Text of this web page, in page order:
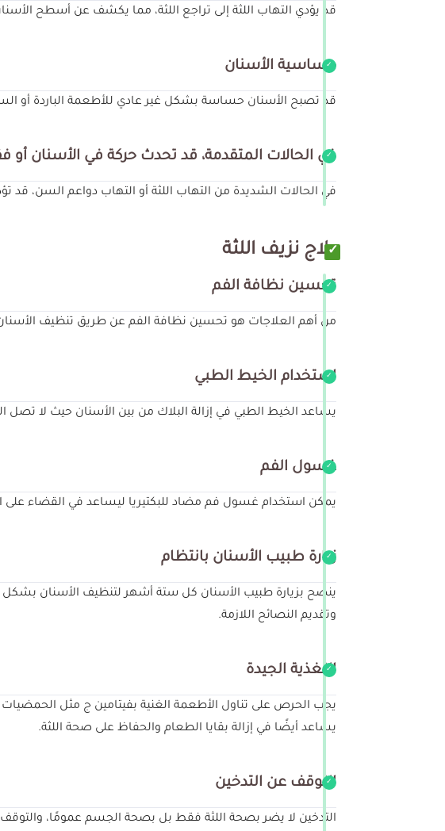
قد يؤدي التهاب اللثة إلى تراجع اللثة، مما يكشف عن أسطح
حساسية الأسنان
قد تصبح الأسنان حساسة بشكل غير عادي للأطعمة الباردة أو
في الحالات المتقدمة، قد تحدث حركة في الأسنان أو
في الحالات الشديدة من التهاب اللثة أو التهاب دواعم السن، قد
علاج نزيف اللثة
تحسين نظافة الفم
من أهم العلاجات هو تحسين نظافة الفم عن طريق تنظيف الأسنان
استخدام الخيط الطبي
يساعد الخيط الطبي في إزالة البلاك من بين الأسنان حيث لا تصل
غسول الفم
يمكن استخدام غسول فم مضاد للبكتيريا ليساعد في القضاء على
زيارة طبيب الأسنان بانتظام
ينصح بزيارة طبيب الأسنان كل ستة أشهر لتنظيف الأسنان بشكل
وتقديم النصائح اللازمة.
التغذية الجيدة
يجب الحرص على تناول الأطعمة الغنية بفيتامين ج مثل
يساعد أيضًا في إزالة بقايا الطعام والحفاظ على صحة اللثة.
التوقف عن التدخين
التدخين لا يضر بصحة اللثة فقط بل بصحة الجسم عمومًا، والتوقف